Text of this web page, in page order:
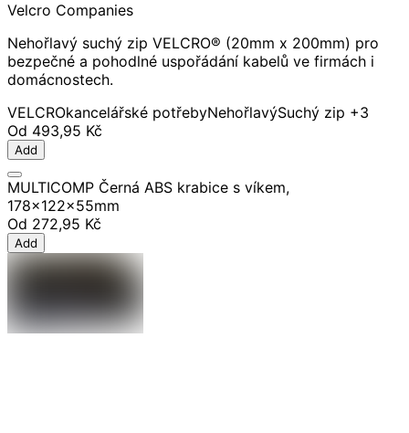
Velcro Companies
Nehořlavý suchý zip VELCRO® (20mm x 200mm) pro
bezpečné a pohodlné uspořádání kabelů ve firmách i
domácnostech.
VELCROkancelářské potřebyNehořlavýSuchý zip +3
Od 493,95 Kč
Add
MULTICOMP Černá ABS krabice s víkem,
178x122x55mm
Od 272,95 Kč
Add